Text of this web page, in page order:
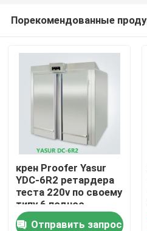
Дом
Порекомендованные
крен Proofer Yasur
YDC-6R2 ретардера
теста 220v по своему
типу 6 поднос
шкафов 40X60cm
Отправить запрос